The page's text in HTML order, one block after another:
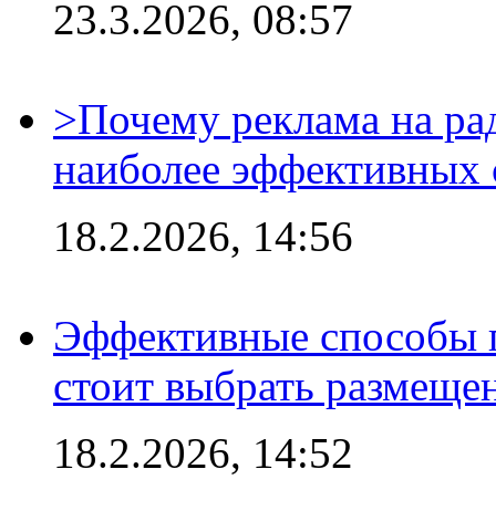
23.3.2026, 08:57
>Почему реклама на
наиболее эффективных
18.2.2026, 14:56
Эффективные способы
стоит выбрать
18.2.2026, 14:52